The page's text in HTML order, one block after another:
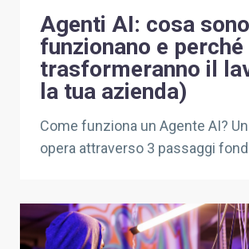
Agenti AI: cosa
funzionano e perché
trasformeranno il
la tua azienda)
Come funziona un Agente AI?
opera attraverso 3 passaggi